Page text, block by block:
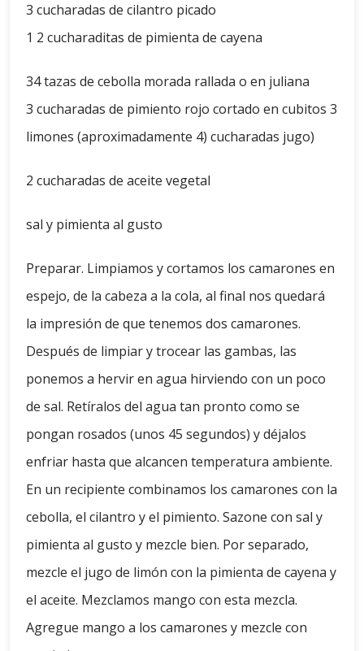
3 cucharadas de cilantro picado
1 2 cucharaditas de pimienta de cayena
34 tazas de cebolla morada rallada o en juliana
3 cucharadas de pimiento rojo cortado en cubitos 3
limones (aproximadamente 4) cucharadas jugo)
2 cucharadas de aceite vegetal
sal y pimienta al gusto
Preparar. Limpiamos y cortamos los camarones en
espejo, de la cabeza a la cola, al final nos quedará
la impresión de que tenemos dos camarones.
Después de limpiar y trocear las gambas, las
ponemos a hervir en agua hirviendo con un poco
de sal. Retíralos del agua tan pronto como se
pongan rosados ​​(unos 45 segundos) y déjalos
enfriar hasta que alcancen temperatura ambiente.
En un recipiente combinamos los camarones con la
cebolla, el cilantro y el pimiento. Sazone con sal y
pimienta al gusto y mezcle bien. Por separado,
mezcle el jugo de limón con la pimienta de cayena y
el aceite. Mezclamos mango con esta mezcla.
Agregue mango a los camarones y mezcle con